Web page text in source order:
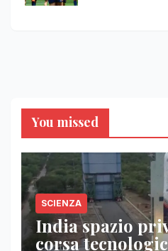
You missed
SCIENZA
India spazio
corsa